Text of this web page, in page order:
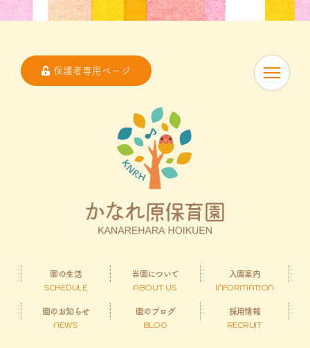
保護者専用ページ
園の生活
SCHEDULE
当園について
ABOUT US
入園案内
INFORMATION
園のお知らせ
NEWS
園のブログ
BLOG
採用情報
RECRUIT